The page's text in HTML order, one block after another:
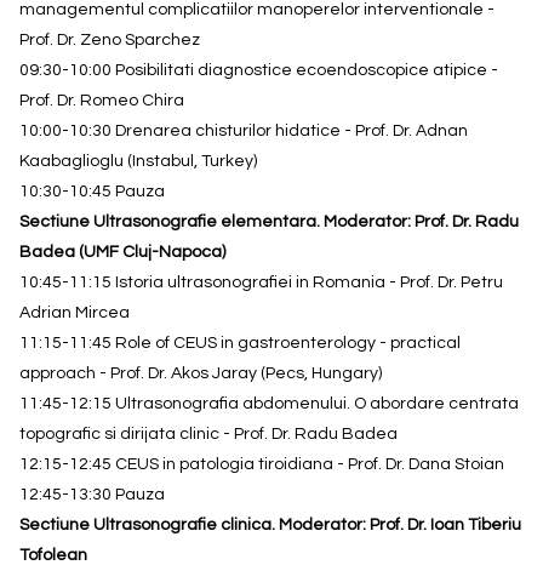
managementul complicatiilor manoperelor interventionale -
Prof. Dr. Zeno Sparchez
09:30-10:00 Posibilitati diagnostice ecoendoscopice atipice -
Prof. Dr. Romeo Chira
10:00-10:30 Drenarea chisturilor hidatice - Prof. Dr. Adnan
Kaabaglioglu (Instabul, Turkey)
10:30-10:45 Pauza
Sectiune Ultrasonografie elementara. Moderator: Prof. Dr. Radu
Badea (UMF Cluj-Napoca)
10:45-11:15 Istoria ultrasonografiei in Romania - Prof. Dr. Petru
Adrian Mircea
11:15-11:45 Role of CEUS in gastroenterology - practical
approach - Prof. Dr. Akos Jaray (Pecs, Hungary)
11:45-12:15 Ultrasonografia abdomenului. O abordare centrata
topografic si dirijata clinic - Prof. Dr. Radu Badea
12:15-12:45 CEUS in patologia tiroidiana - Prof. Dr. Dana Stoian
12:45-13:30 Pauza
Sectiune Ultrasonografie clinica. Moderator: Prof. Dr. Ioan Tiberiu
Tofolean